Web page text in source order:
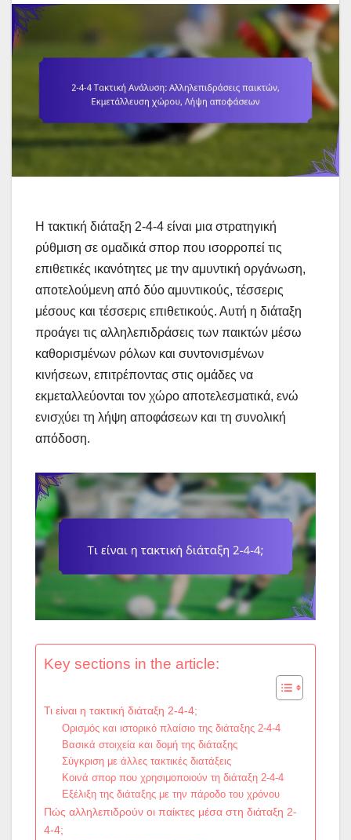
Η τακτική διάταξη 2-4-4 είναι μια στρατηγική
ρύθμιση σε ομαδικά σπορ που ισορροπεί τις
επιθετικές ικανότητες με την αμυντική οργάνωση,
αποτελούμενη από δύο αμυντικούς, τέσσερις
μέσους και τέσσερις επιθετικούς. Αυτή η διάταξη
προάγει τις αλληλεπιδράσεις των παικτών μέσω
καθορισμένων ρόλων και συντονισμένων
κινήσεων, επιτρέποντας στις ομάδες να
εκμεταλλεύονται τον χώρο αποτελεσματικά, ενώ
ενισχύει τη λήψη αποφάσεων και τη συνολική
απόδοση.
Key sections in the article:
Τι είναι η τακτική διάταξη 2-4-4;
Ορισμός και ιστορικό πλαίσιο της διάταξης 2-4-4
Βασικά στοιχεία και δομή της διάταξης
Σύγκριση με άλλες τακτικές διατάξεις
Κοινά σπορ που χρησιμοποιούν τη διάταξη 2-4-4
Εξέλιξη της διάταξης με την πάροδο του χρόνου
Πώς αλληλεπιδρούν οι παίκτες μέσα στη διάταξη 2-
4-4;